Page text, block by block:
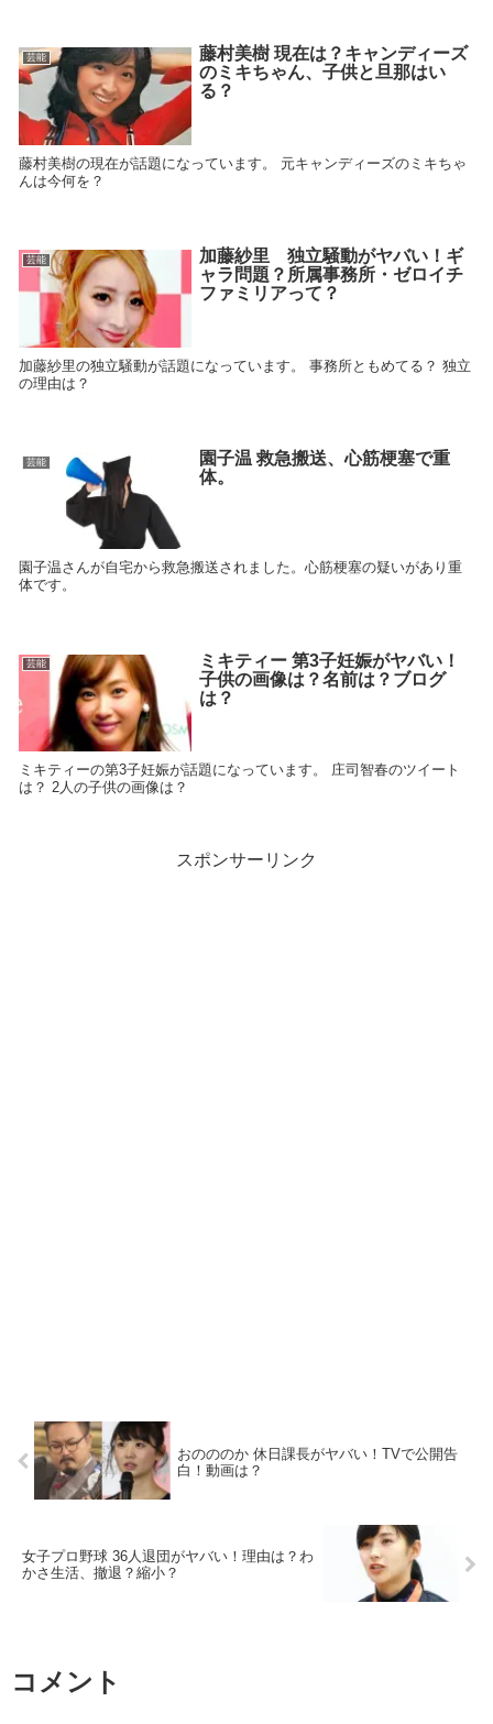
芸能
藤村美樹 現在は？キャンディーズ
のミキちゃん、子供と旦那はい
る？
藤村美樹の現在が話題になっています。 元キャンディーズのミキちゃ
んは今何を？
芸能
加藤紗里 独立騒動がヤバい！ギ
ャラ問題？所属事務所・ゼロイチ
ファミリアって？
加藤紗里の独立騒動が話題になっています。 事務所ともめてる？ 独立
の理由は？
芸能
園子温 救急搬送、心筋梗塞で重
体。
園子温さんが自宅から救急搬送されました。心筋梗塞の疑いがあり重
体です。
芸能
ミキティー 第3子妊娠がヤバい！
子供の画像は？名前は？ブログ
は？
ミキティーの第3子妊娠が話題になっています。 庄司智春のツイート
は？ 2人の子供の画像は？
スポンサーリンク
おのののか 休日課長がヤバい！TVで公開告
白！動画は？
女子プロ野球 36人退団がヤバい！理由は？わ
かさ生活、撤退？縮小？
コメント